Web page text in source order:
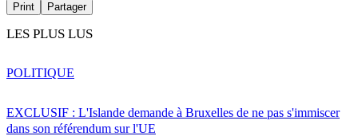
Print Partager
LES PLUS LUS
EXCLUSIF : L'Islande demande à Bruxelles de ne pas s'immiscer
dans son référendum sur l'UE
POLITIQUE